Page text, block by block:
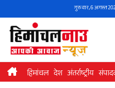
to
content
गुरुवार, 6 अगस्त
हिमांचल देश अंतर्राष्ट्रीय